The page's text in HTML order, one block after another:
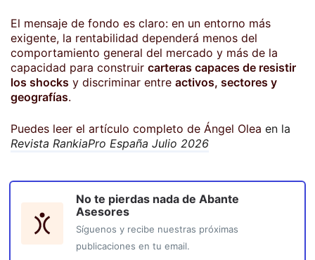
El mensaje de fondo es claro: en un entorno más
exigente, la rentabilidad dependerá menos del
comportamiento general del mercado y más de la
capacidad para construir carteras capaces de resistir
los shocks y discriminar entre activos, sectores y
geografías.
Puedes leer el artículo completo de Ángel Olea en la
Revista RankiaPro España Julio 2026
No te pierdas nada de Abante
Asesores
Síguenos y recibe nuestras próximas
publicaciones en tu email.